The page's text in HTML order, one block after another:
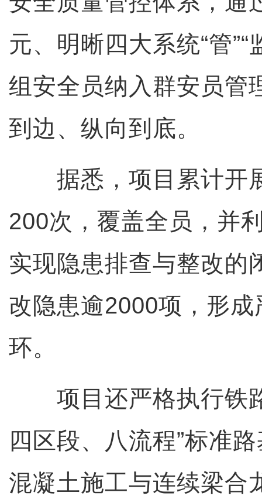
元、明晰四大系统“管”“
组安全员纳入群安员管
到边、纵向到底。
据悉，项目累计开
200次，覆盖全员，并
实现隐患排查与整改的
改隐患逾2000项，形
环。
项目还严格执行铁
四区段、八流程”标准
混凝土施工与连续梁合